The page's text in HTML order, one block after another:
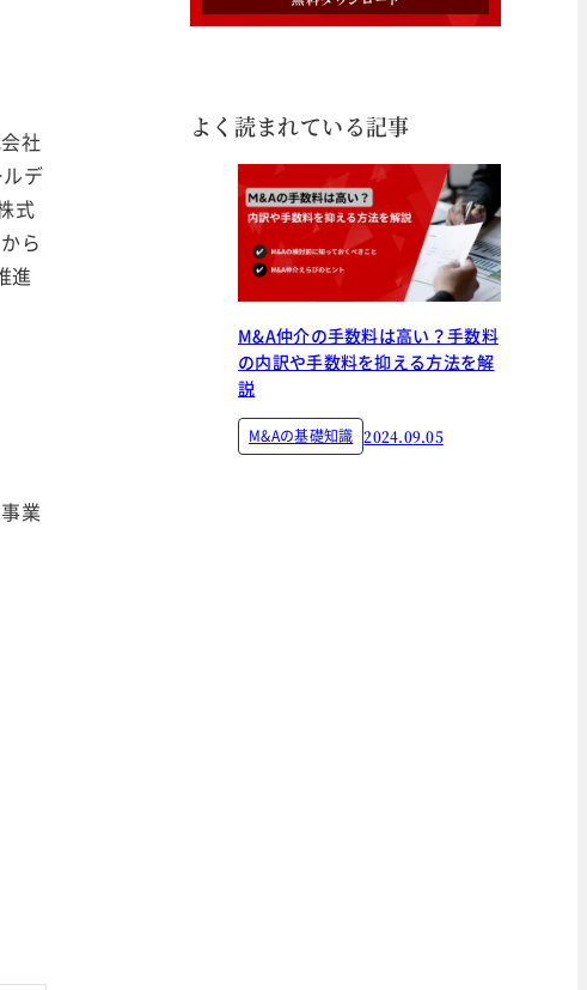
社
デ
式
ら
進
業
よく読まれている記事
M&A仲介の手数料は高い？手数料
の内訳や手数料を抑える方法を解
説
M&Aの基礎知識 2024.09.05